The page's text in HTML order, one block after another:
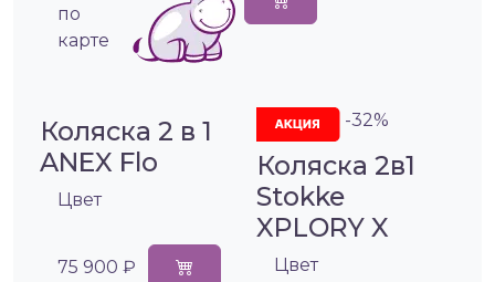
по
карте
Коляска 2 в 1
ANEX Flo
Цвет
75 900 ₽
-32%
Коляска 2в1
Stokke
XPLORY X
Цвет